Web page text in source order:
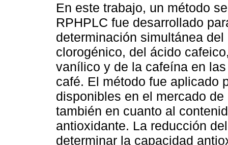
En este trabajo, un método
RPHPLC fue desarrollado
determinación simultánea del
clorogénico, del ácido
vanílico y de la cafeína en
café. El método fue aplicado
disponibles en el mercado
también en cuanto al
antioxidante. La reducción
determinar la capacidad